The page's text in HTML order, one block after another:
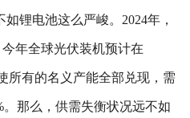
锂电池这么严峻。2024年，
年全球光伏装机预计在
所有的名义产能全部兑现，需
那么，供需失衡状况远不如